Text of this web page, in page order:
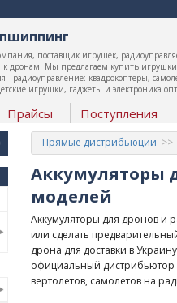
поставщик игрушек,
к дронам. Мы предлагаем купить
радиоуправление: квадрокоптеры,
игрушки, гаджеты и электроника
Прайсы Поступления
Прямые дистрибьюции
Аккумуляторы
моделей
Аккумуляторы для дронов и
или сделать
дрона для доставки в
официальный дистрибьютор
вертолетов, самолетов на